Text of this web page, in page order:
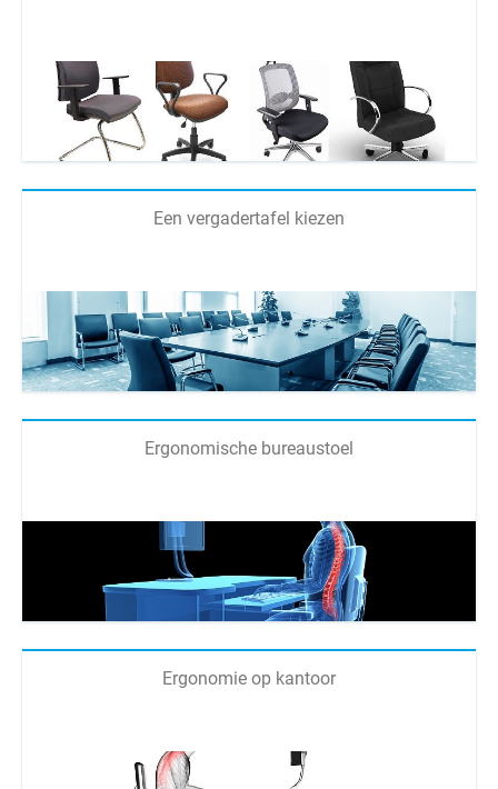
Een vergadertafel kiezen
Ergonomische bureaustoel
Ergonomie op kantoor